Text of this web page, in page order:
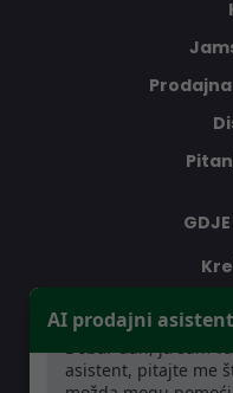
AI prodajni asistent
Dobar dan, ja sam
asistent, pitajte me